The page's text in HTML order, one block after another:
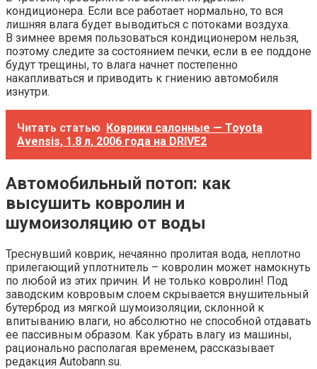
кондиционера. Если все работает нормально, то вся
лишняя влага будет выводиться с потоками воздуха.
В зимнее время пользоваться кондиционером нельзя,
поэтому следите за состоянием печки, если в ее поддоне
будут трещины, то влага начнет постепенно
накапливаться и приводить к гниению автомобиля
изнутри.
Читать статью Коврики салонные — Toyota
Avensis, 1.8 л, 2006 года на DRIVE2
Автомобильный потоп: как
высушить ковролин и
шумоизоляцию от воды
Треснувший коврик, нечаянно пролитая вода, неплотно
прилегающий уплотнитель – ковролин может намокнуть
по любой из этих причин. И не только ковролин! Под
заводским ковровым слоем скрывается внушительный
бутерброд из мягкой шумоизоляции, склонной к
впитыванию влаги, но абсолютно не способной отдавать
ее пассивным образом. Как убрать влагу из машины,
рационально располагая временем, рассказывает
редакция Autobann.su.